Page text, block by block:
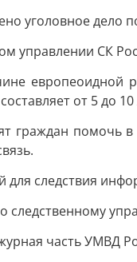
уголовное дело
управлении СК
европеоидной
от 5 до
граждан помочь
для следствия
следственному
часть УМВД